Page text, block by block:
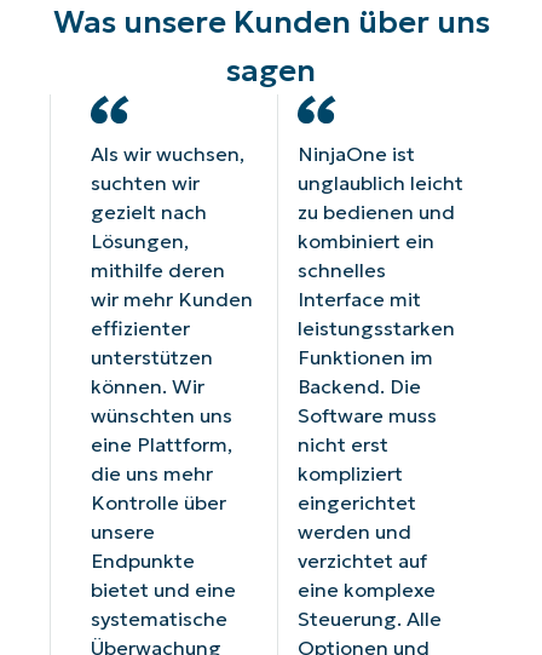
Was unsere Kunden über uns
sagen
Als wir wuchsen,
suchten wir
gezielt nach
Lösungen,
mithilfe deren
wir mehr Kunden
effizienter
unterstützen
können. Wir
wünschten uns
eine Plattform,
die uns mehr
Kontrolle über
unsere
Endpunkte
bietet und eine
systematische
Überwachung
NinjaOne ist
unglaublich leicht
zu bedienen und
kombiniert ein
schnelles
Interface mit
leistungsstarken
Funktionen im
Backend. Die
Software muss
nicht erst
kompliziert
eingerichtet
werden und
verzichtet auf
eine komplexe
Steuerung. Alle
Optionen und